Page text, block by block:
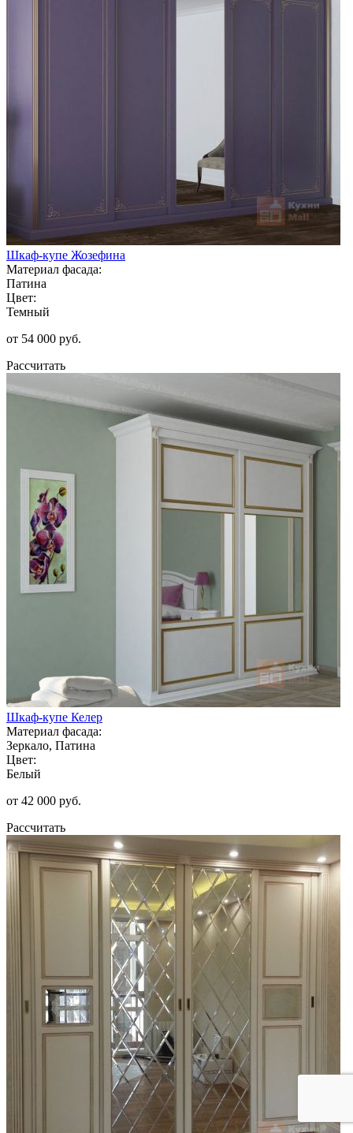
Шкаф-купе Жозефина
Материал фасада:
Патина
Цвет:
Темный
от 54 000 руб.
Рассчитать
Шкаф-купе Келер
Материал фасада:
Зеркало, Патина
Цвет:
Белый
от 42 000 руб.
Рассчитать